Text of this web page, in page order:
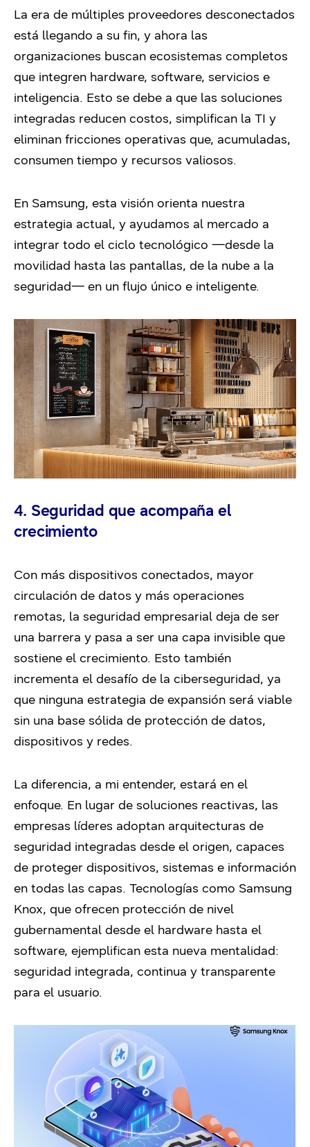
La era de múltiples proveedores desconectados
está llegando a su fin, y ahora las
organizaciones buscan ecosistemas completos
que integren hardware, software, servicios e
inteligencia. Esto se debe a que las soluciones
integradas reducen costos, simplifican la TI y
eliminan fricciones operativas que, acumuladas,
consumen tiempo y recursos valiosos.
En Samsung, esta visión orienta nuestra
estrategia actual, y ayudamos al mercado a
integrar todo el ciclo tecnológico —desde la
movilidad hasta las pantallas, de la nube a la
seguridad— en un flujo único e inteligente.
4. Seguridad que acompaña el
crecimiento
Con más dispositivos conectados, mayor
circulación de datos y más operaciones
remotas, la seguridad empresarial deja de ser
una barrera y pasa a ser una capa invisible que
sostiene el crecimiento. Esto también
incrementa el desafío de la ciberseguridad, ya
que ninguna estrategia de expansión será viable
sin una base sólida de protección de datos,
dispositivos y redes.
La diferencia, a mi entender, estará en el
enfoque. En lugar de soluciones reactivas, las
empresas líderes adoptan arquitecturas de
seguridad integradas desde el origen, capaces
de proteger dispositivos, sistemas e información
en todas las capas. Tecnologías como Samsung
Knox, que ofrecen protección de nivel
gubernamental desde el hardware hasta el
software, ejemplifican esta nueva mentalidad:
seguridad integrada, continua y transparente
para el usuario.